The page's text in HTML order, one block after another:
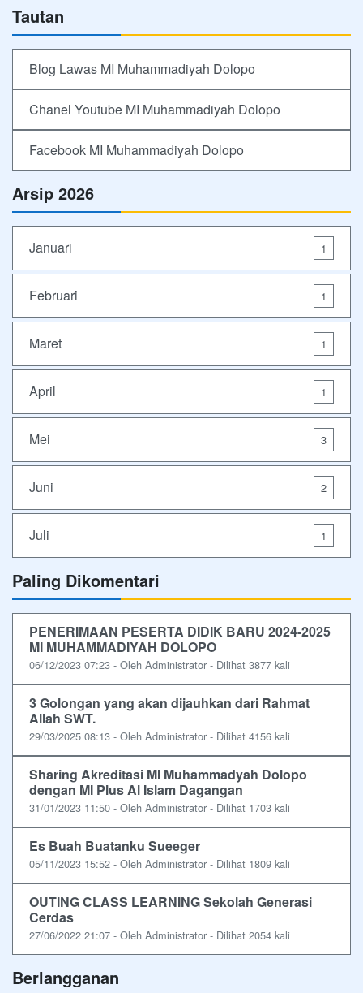
Tautan
Blog Lawas MI Muhammadiyah Dolopo
Chanel Youtube MI Muhammadiyah Dolopo
Facebook MI Muhammadiyah Dolopo
Arsip 2026
Januari 1
Februari 1
Maret 1
April 1
Mei 3
Juni 2
Juli 1
Paling Dikomentari
PENERIMAAN PESERTA DIDIK BARU 2024-2025
MI MUHAMMADIYAH DOLOPO
06/12/2023 07:23 - Oleh Administrator - Dilihat 3877 kali
3 Golongan yang akan dijauhkan dari Rahmat
Allah SWT.
29/03/2025 08:13 - Oleh Administrator - Dilihat 4156 kali
Sharing Akreditasi MI Muhammadyah Dolopo
dengan MI Plus Al Islam Dagangan
31/01/2023 11:50 - Oleh Administrator - Dilihat 1703 kali
Es Buah Buatanku Sueeger
05/11/2023 15:52 - Oleh Administrator - Dilihat 1809 kali
OUTING CLASS LEARNING Sekolah Generasi
Cerdas
27/06/2022 21:07 - Oleh Administrator - Dilihat 2054 kali
Berlangganan